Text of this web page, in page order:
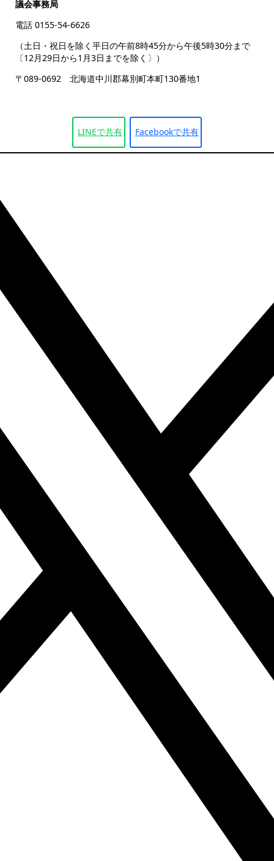
議会事務局
電話 0155-54-6626
（土日・祝日を除く平日の午前8時45分から午後5時30分まで
〔12月29日から1月3日までを除く〕）
〒089-0692 北海道中川郡幕別町本町130番地1
LINEで共有 Facebookで共有